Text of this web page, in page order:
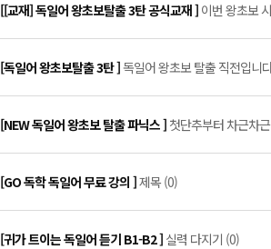
[[교재] 독일어 왕초보탈출 3탄 공식교재 ] 이번 왕초보
[독일어 왕초보탈출 3탄 ]독일어 왕초보 탈출 직전입니
[NEW 독일어 왕초보 탈출 파닉스 ] 첫단추부터 차근차
[GO 독학 독일어 무료 강의 ]제목 (0)
[귀가 트이는 독일어 듣기 B1-B2 ] 실력 다지기 (0)